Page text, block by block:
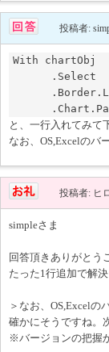
投稿者:
With chartObj
と、一行入れてみて
なお、OS,Excelのバ
投稿者: ヒ
simpleさま
回答頂きありがとう
たった1行追加で解
＞なお、OS,Excelの
確かにそうですね。
※バージョンの把握